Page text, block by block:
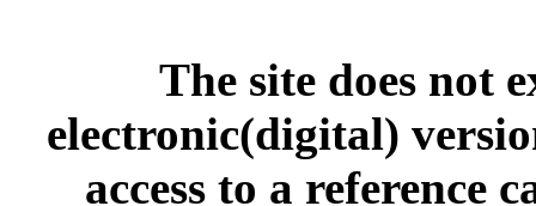
The site does not
electronic(digital)
access to a reference